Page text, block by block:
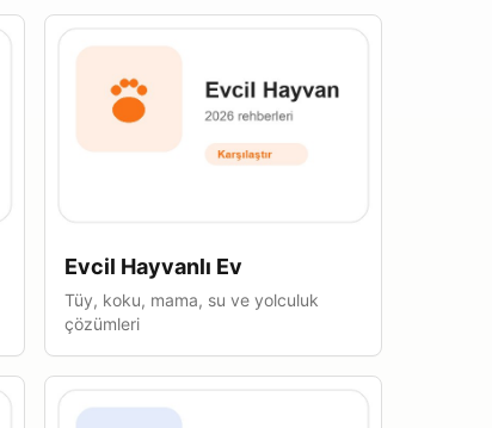
Evcil Hayvanlı Ev
Tüy, koku, mama, su ve yolculuk
çözümleri